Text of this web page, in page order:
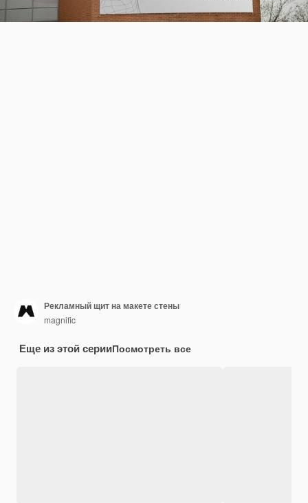
Рекламный щит на макете стены
magnific
Еще из этой серииПосмотреть все